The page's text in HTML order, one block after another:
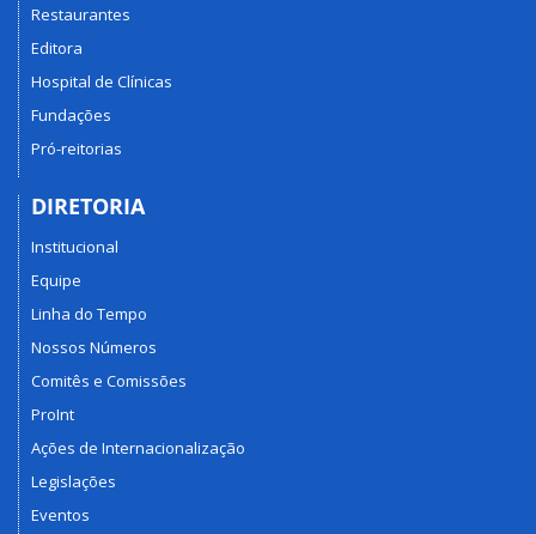
Restaurantes
Editora
Hospital de Clínicas
Fundações
Pró-reitorias
DIRETORIA
Institucional
Equipe
Linha do Tempo
Nossos Números
Comitês e Comissões
ProInt
Ações de Internacionalização
Legislações
Eventos